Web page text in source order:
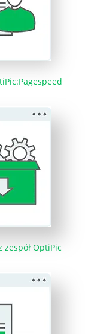
OptiPic